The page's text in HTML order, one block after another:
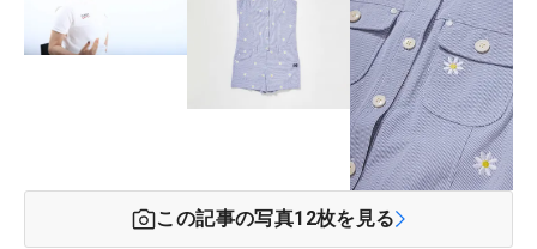
この記事の写真12枚を見る